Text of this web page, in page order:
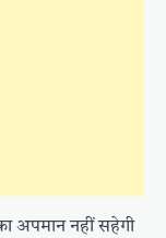
अपमान नहीं सहेगी